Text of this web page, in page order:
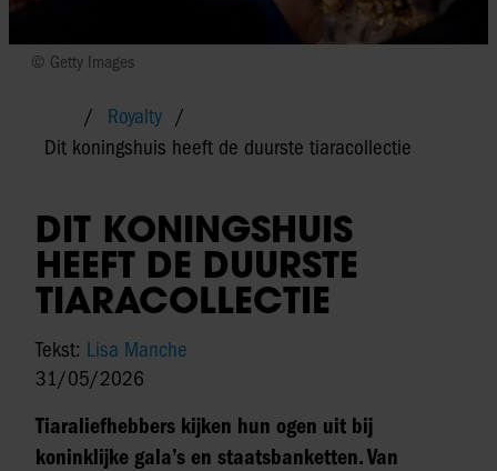
© Getty Images
Royalty
Dit koningshuis heeft de duurste tiaracollectie
DIT KONINGSHUIS
HEEFT DE DUURSTE
TIARACOLLECTIE
Tekst: Lisa Manche
31/05/2026
Tiaraliefhebbers kijken hun ogen uit bij
koninklijke gala’s en staatsbanketten. Van